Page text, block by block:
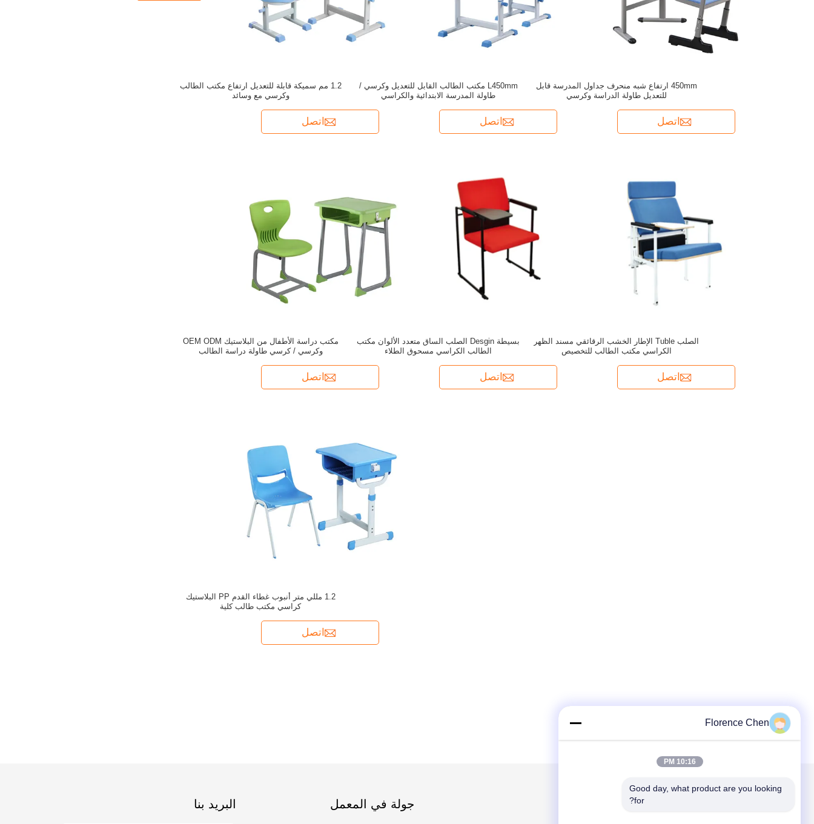
1.2 مم سميكة قابلة للتعديل ارتفاع مكتب الطالب
وكرسي مع وسائد
اتصل
L450mm مكتب الطالب القابل للتعديل وكرسي /
طاولة المدرسة الابتدائية والكراسي
اتصل
450mm ارتفاع شبه منحرف جداول المدرسة قابل
للتعديل طاولة الدراسة وكرسي
اتصل
مكتب دراسة الأطفال من البلاستيك OEM ODM
وكرسي / كرسي طاولة دراسة الطالب
اتصل
بسيطة Desgin الصلب الساق متعدد الألوان مكتب
الطالب الكراسي مسحوق الطلاء
اتصل
الصلب Tuble الإطار الخشب الرقائقي مسند الظهر
الكراسي مكتب الطالب للتخصيص
اتصل
1.2 مللي متر أنبوب غطاء القدم PP البلاستيك
كراسي مكتب طالب كلية
اتصل
جولة في المعمل البريد بنا
Florence Chen
10:16 PM
Good day, what product are you looking
for?